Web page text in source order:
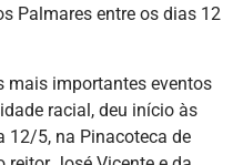
Palmares entre os dias 12
mais importantes eventos
racial, deu início às
12/5, na Pinacoteca de